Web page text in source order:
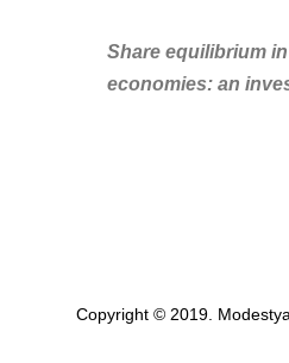
Share equilibrium
economies: an
Copyright © 2019.